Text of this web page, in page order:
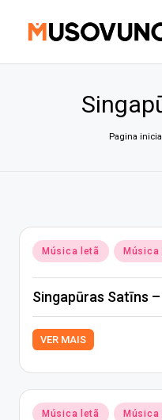
Pagina
Posted
in
Música letã Música
Singapūras Satīns
VER MAIS
Posted
Música letã Música